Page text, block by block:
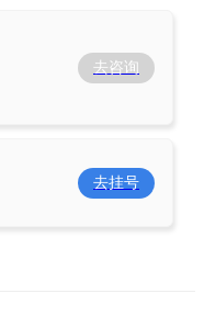
去咨询
去挂号